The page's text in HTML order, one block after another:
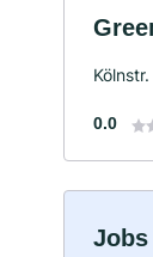
0.0
Jobs